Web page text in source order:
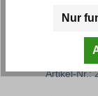
Artikel-Nr.:
Nur